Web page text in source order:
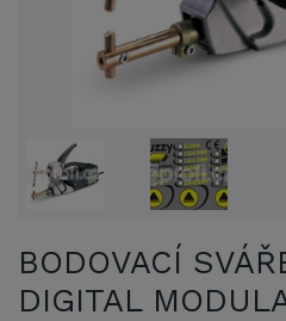
BODOVACÍ
DIGITAL